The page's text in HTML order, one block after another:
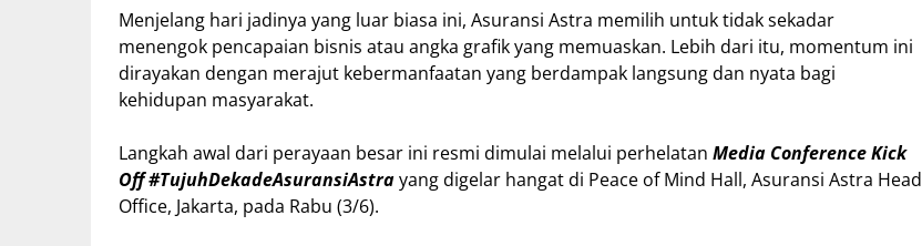
Menjelang hari jadinya yang luar biasa ini, Asuransi Astra memilih untuk tidak sekadar
menengok pencapaian bisnis atau angka grafik yang memuaskan. Lebih dari itu, momentum ini
dirayakan dengan merajut kebermanfaatan yang berdampak langsung dan nyata bagi
kehidupan masyarakat.
Langkah awal dari perayaan besar ini resmi dimulai melalui perhelatan Media Conference Kick
Off #TujuhDekadeAsuransiAstrayang digelar hangat di Peace of Mind Hall, Asuransi Astra Head
Office, Jakarta, pada Rabu (3/6).